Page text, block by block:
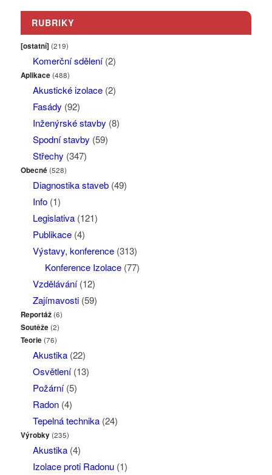
RUBRIKY
[ostatní] (219)
Komerční sdělení(2)
Aplikace (488)
Akustické izolace(2)
Fasády (92)
Inženýrské stavby (8)
Spodní stavby (59)
Střechy (347)
Obecné (528)
Diagnostika staveb(49)
Info(1)
Legislativa(121)
Publikace(4)
Výstavy, konference(313)
Konference Izolace(77)
Vzdělávání(12)
Zajímavosti(59)
Reportáž(6)
Soutěže (2)
Teorie (76)
Akustika(22)
Osvětlení(13)
Požární(5)
Radon(4)
Tepelná technika(24)
Výrobky(235)
Akustika(4)
Izolace proti Radonu(1)